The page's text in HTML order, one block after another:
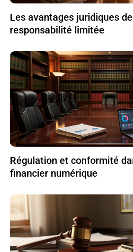
Les avantages juridiques
responsabilité limitée
Régulation et conformité
financier numérique